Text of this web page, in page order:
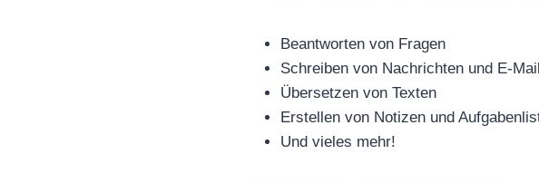
Beantworten von Fragen
Schreiben von Nachrichten und E-
Übersetzen von Texten
Erstellen von Notizen und
Und vieles mehr!